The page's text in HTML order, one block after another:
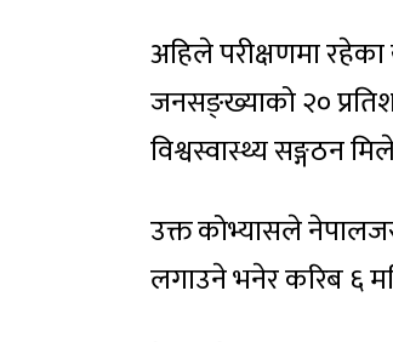
अहिले परीक्षणमा रहेका
जनसङ्ख्याको २०
विश्वस्वास्थ्य सङ्गठन
उक्त कोभ्यासले
लगाउने भनेर करिब ६